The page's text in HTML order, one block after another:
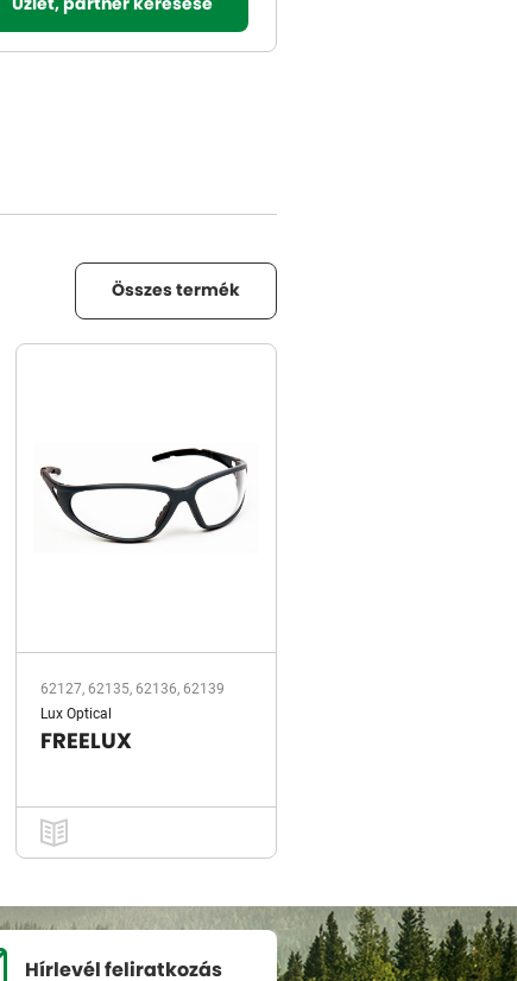
Üzlet, partner keresése
Összes termék
62127, 62135, 62136, 62139
Lux Optical
FREELUX
Hírlevél feliratkozás